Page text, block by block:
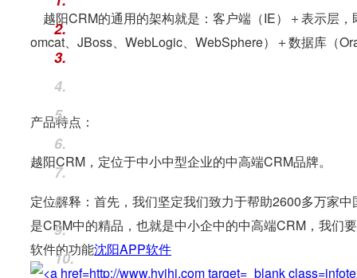
越阳CRM的通用的架构就是：客户端（IE）＋表示层
omcat、JBoss、WebLogic、WebSphere）＋数据库（
产品特点：
越阳CRM，定位于中小中型企业的中高端CRM品牌。
定位解释：首先，我们坚定我们致力于帮助2600多万家
是CRM中的精品，也就是中小企中的中高端CRM，我们
软件的功能沈阳APP软件
2.
3.
4.
5.
6.
7.
8.
9.
10.